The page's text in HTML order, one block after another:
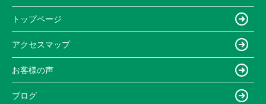
トップページ
アクセスマップ
お客様の声
ブログ